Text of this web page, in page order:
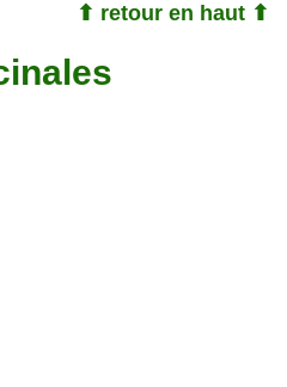
⬆ retour en haut ⬆